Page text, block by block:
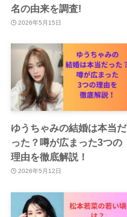
名の由来を調査!
2026年5月15日
ゆうちゃみの結婚は本当だ
った？噂が広まった3つの
理由を徹底解説！
2026年5月12日